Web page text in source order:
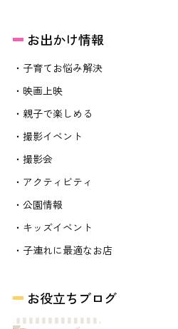
お出かけ情報
・子育てお悩み解決
・映画上映
・親子で楽しめる
・撮影イベント
・撮影会
・アクティビティ
・公園情報
・キッズイベント
・子連れに最適なお店
お役立ちブログ